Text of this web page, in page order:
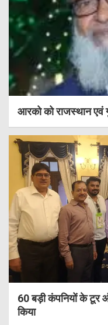
आरको को राजस्थान एवं
60 बड़ी कंपनियों के टूर
किया